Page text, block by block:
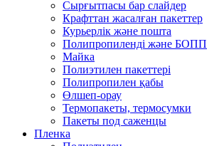
Сырғытпасы бар слайдер
Крафттан жасалған пакеттер
Курьерлік және пошта
Полипропиленді және БОПП
Майка
Полиэтилен пакеттері
Полипропилен қабы
Өлшеп-орау
Термопакеты, термосумки
Пакеты под саженцы
Пленка